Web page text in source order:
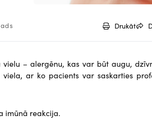
Drukāt
– alergēnu, kas var būt augu,
ar ko pacients var saskarties
imūnā reakcija.